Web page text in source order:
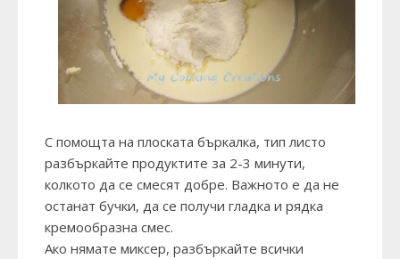
С помощта на плоската бъркалка, тип листо
разбъркайте продуктите за 2-3 минути,
колкото да се смесят добре. Важното е да не
останат бучки, да се получи гладка и рядка
кремообразна смес.
Ако нямате миксер, разбъркайте всички